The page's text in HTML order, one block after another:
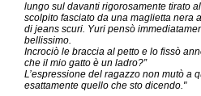
lungo sul davanti rigorosamente tirato
scolpito fasciato da una maglietta nera
di jeans scuri. Yuri pensò
bellissimo.
Incrociò le braccia al petto e lo fissò
che il mio gatto è un ladro?”
L’espressione del ragazzo non mutò a
esattamente quello che sto dicendo."